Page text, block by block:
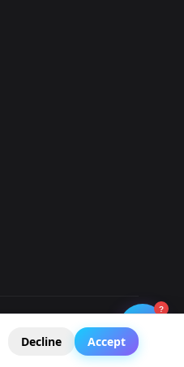
Terms of ServiceGDPR
Decline Accept
🧭
?